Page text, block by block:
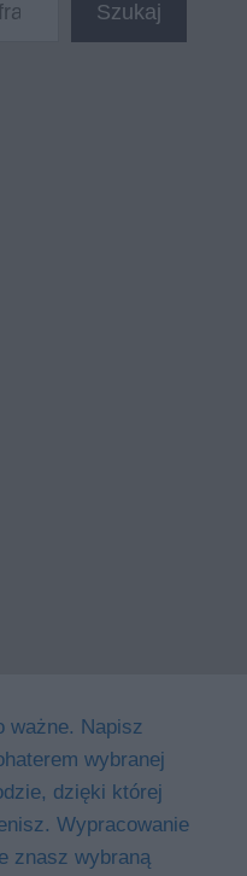
Szukaj
ważne. Napisz
wybranej
dzięki której
Wypracowanie
znasz wybraną